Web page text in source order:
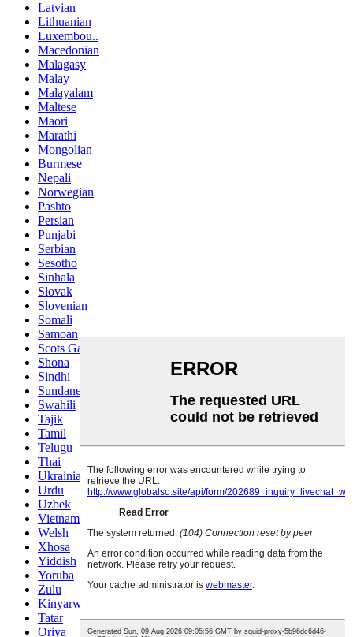
Latvian
Lithuanian
Luxembou..
Macedonian
Malagasy
Malay
Malayalam
Maltese
Maori
Marathi
Mongolian
Burmese
Nepali
Norwegian
Pashto
Persian
Punjabi
Serbian
Sesotho
Sinhala
Slovak
Slovenian
Somali
Samoan
Scots Gaelic
Shona
Sindhi
Sundanese
Swahili
Tajik
Tamil
Telugu
Thai
Ukrainian
Urdu
Uzbek
Vietnamese
Welsh
Xhosa
Yiddish
Yoruba
Zulu
Kinyarwanda
Tatar
Oriya